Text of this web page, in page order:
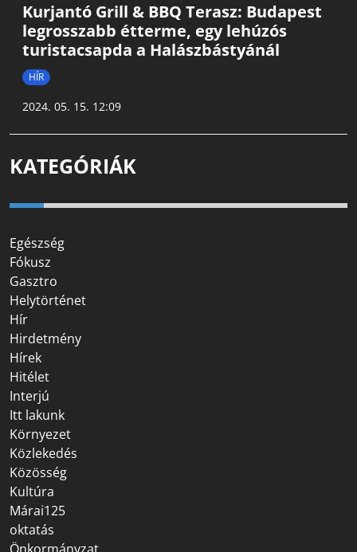
Kurjantó Grill & BBQ Terasz: Budapest
legrosszabb étterme, egy lehúzós
turistacsapda a Halászbástyánál
HÍR
2024. 05. 15. 12:09
KATEGÓRIÁK
Egészség
Fókusz
Gasztro
Helytörténet
Hír
Hirdetmény
Hírek
Hitélet
Interjú
Itt lakunk
Környezet
Közlekedés
Közösség
Kultúra
Márai125
oktatás